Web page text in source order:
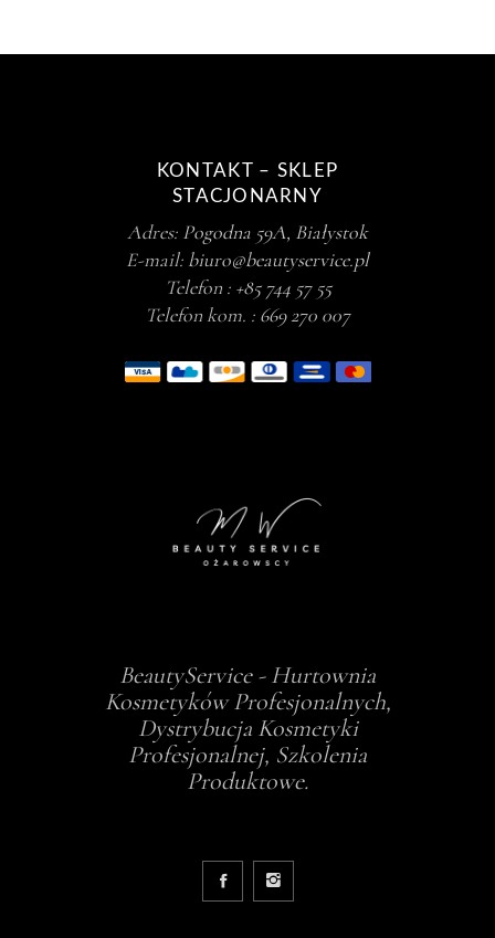
KONTAKT – SKLEP
STACJONARNY
Adres: Pogodna 59A, Białystok
E-mail: biuro@beautyservice.pl
Telefon : +85 744 57 55
Telefon kom. : 669 270 007
BeautyService - Hurtownia
Kosmetyków Profesjonalnych,
Dystrybucja Kosmetyki
Profesjonalnej, Szkolenia
Produktowe.